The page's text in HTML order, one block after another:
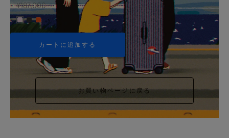
¥187,000
+5
カートに追加する
お買い物ページに戻る